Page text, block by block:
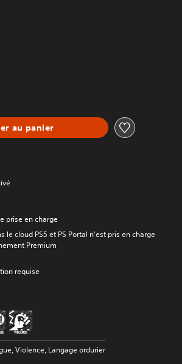
au panier
prise en charge
le cloud PS5 et PS Portal n'est pris en charge
Premium
requise
Violence, Langage ordurier